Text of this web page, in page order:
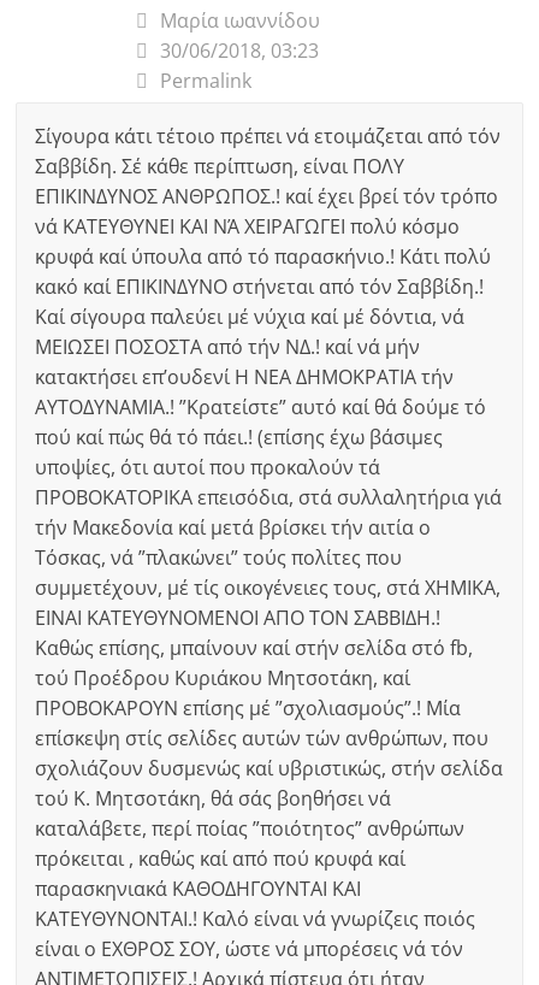
Μαρία ιωαννίδου
30/06/2018, 03:23
Permalink
Σίγουρα κάτι τέτοιο πρέπει νά ετοιμάζεται από τόν
Σαββίδη. Σέ κάθε περίπτωση, είναι ΠΟΛΥ
ΕΠΙΚΙΝΔΥΝΟΣ ΑΝΘΡΩΠΟΣ.! καί έχει βρεί τόν τρόπο
νά ΚΑΤΕΥΘΥΝΕΙ ΚΑΙ ΝΆ ΧΕΙΡΑΓΩΓΕΙ πολύ κόσμο
κρυφά καί ύπουλα από τό παρασκήνιο.! Κάτι πολύ
κακό καί ΕΠΙΚΙΝΔΥΝΟ στήνεται από τόν Σαββίδη.!
Καί σίγουρα παλεύει μέ νύχια καί μέ δόντια, νά
ΜΕΙΩΣΕΙ ΠΟΣΟΣΤΑ από τήν ΝΔ.! καί νά μήν
κατακτήσει επ’ουδενί Η ΝΕΑ ΔΗΜΟΚΡΑΤΙΑ τήν
ΑΥΤΟΔΥΝΑΜΙΑ.! ”Κρατείστε” αυτό καί θά δούμε τό
πού καί πώς θά τό πάει.! (επίσης έχω βάσιμες
υποψίες, ότι αυτοί που προκαλούν τά
ΠΡΟΒΟΚΑΤΟΡΙΚΑ επεισόδια, στά συλλαλητήρια γιά
τήν Μακεδονία καί μετά βρίσκει τήν αιτία ο
Τόσκας, νά ”πλακώνει” τούς πολίτες που
συμμετέχουν, μέ τίς οικογένειες τους, στά ΧΗΜΙΚΑ,
ΕΙΝΑΙ ΚΑΤΕΥΘΥΝΟΜΕΝΟΙ ΑΠΟ ΤΟΝ ΣΑΒΒΙΔΗ.!
Καθώς επίσης, μπαίνουν καί στήν σελίδα στό fb,
τού Προέδρου Κυριάκου Μητσοτάκη, καί
ΠΡΟΒΟΚΑΡΟΥΝ επίσης μέ ”σχολιασμούς”.! Μία
επίσκεψη στίς σελίδες αυτών τών ανθρώπων, που
σχολιάζουν δυσμενώς καί υβριστικώς, στήν σελίδα
τού Κ. Μητσοτάκη, θά σάς βοηθήσει νά
καταλάβετε, περί ποίας ”ποιότητος” ανθρώπων
πρόκειται , καθώς καί από πού κρυφά καί
παρασκηνιακά ΚΑΘΟΔΗΓΟΥΝΤΑΙ ΚΑΙ
ΚΑΤΕΥΘΥΝΟΝΤΑΙ.! Καλό είναι νά γνωρίζεις ποιός
είναι ο ΕΧΘΡΟΣ ΣΟΥ, ώστε νά μπορέσεις νά τόν
ΑΝΤΙΜΕΤΩΠΙΣΕΙΣ.! Αρχικά πίστευα ότι ήταν